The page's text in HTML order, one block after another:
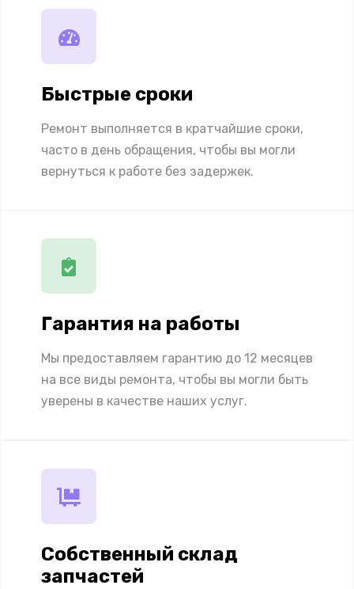
Быстрые сроки
Ремонт выполняется в кратчайшие сроки,
часто в день обращения, чтобы вы могли
вернуться к работе без задержек.
Гарантия на работы
Мы предоставляем гарантию до 12 месяцев
на все виды ремонта, чтобы вы могли быть
уверены в качестве наших услуг.
Собственный склад
запчастей